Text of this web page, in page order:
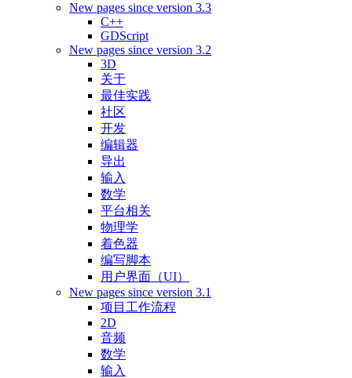
New pages since version 3.3
C++
GDScript
New pages since version 3.2
3D
关于
最佳实践
社区
开发
编辑器
导出
输入
数学
平台相关
物理学
着色器
编写脚本
用户界面（UI）
New pages since version 3.1
项目工作流程
2D
音频
数学
输入